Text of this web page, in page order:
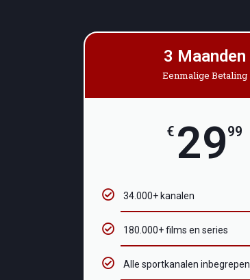
3 Maanden
Eenmalige Betaling
€ 2999
34.000+ kanalen
180.000+ films en series
Alle sportkanalen inbegrepen